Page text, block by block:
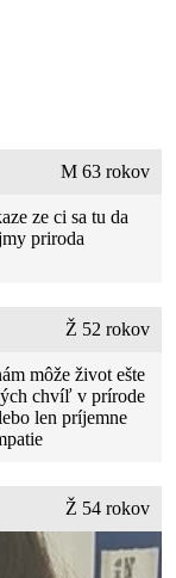
M 63 rokov
ze ci sa tu da
priroda
Ž 52 rokov
môže život ešte
chvíľ v prírode
len príjemne
Ž 54 rokov